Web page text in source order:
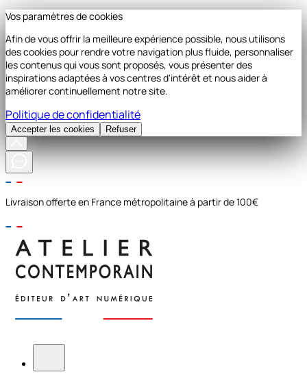
Vos paramètres de cookies
Afin de vous offrir la meilleure expérience possible, nous utilisons
des cookies pour rendre votre navigation plus fluide, personnaliser
les contenus qui vous sont proposés, vous présenter des
inspirations adaptées à vos centres d'intérêt et nous aider à
améliorer continuellement notre site.
Politique de confidentialité
Accepter les cookies Refuser
Livraison offerte en France métropolitaine à partir de 100€